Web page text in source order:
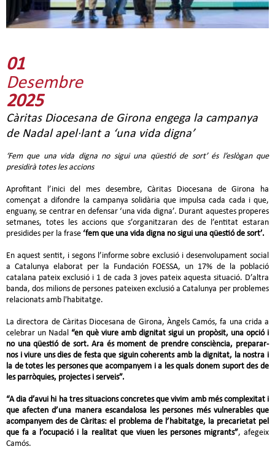
01
Desembre
2025
Càritas Diocesana de Girona engega la campanya
de Nadal apel·lant a ‘una vida digna’
‘Fem que una vida digna no sigui una qüestió de sort’ és l’eslògan que
presidirà totes les accions
Aprofitant l’inici del mes desembre, Càritas Diocesana de Girona ha
començat a difondre la campanya solidària que impulsa cada cada i que,
enguany, se centrar en defensar ‘una vida digna’. Durant aquestes properes
setmanes, totes les accions que s’organitzaran des de l’entitat estaran
presidides per la frase ‘fem que una vida digna no sigui una qüestió de sort’.
En aquest sentit, i segons l’informe sobre exclusió i desenvolupament social
a Catalunya elaborat per la Fundación FOESSA, un 17% de la població
catalana pateix exclusió i 1 de cada 3 joves pateix aquesta situació. D’altra
banda, dos milions de persones pateixen exclusió a Catalunya per problemes
relacionats amb l'habitatge.
La directora de Càritas Diocesana de Girona, Àngels Camós, fa una crida a
celebrar un Nadal “en què viure amb dignitat sigui un propòsit, una opció i
no una qüestió de sort. Ara és moment de prendre consciència, preparar-
nos i viure uns dies de festa que siguin coherents amb la dignitat, la nostra i
la de totes les persones que acompanyem i a les quals donem suport des de
les parròquies, projectes i serveis”.
“A dia d’avui hi ha tres situacions concretes que vivim amb més complexitat i
que afecten d’una manera escandalosa les persones més vulnerables que
acompanyem des de Càritas: el problema de l’habitatge, la precarietat pel
que fa a l’ocupació i la realitat que viuen les persones migrants”, afegeix
Camós.